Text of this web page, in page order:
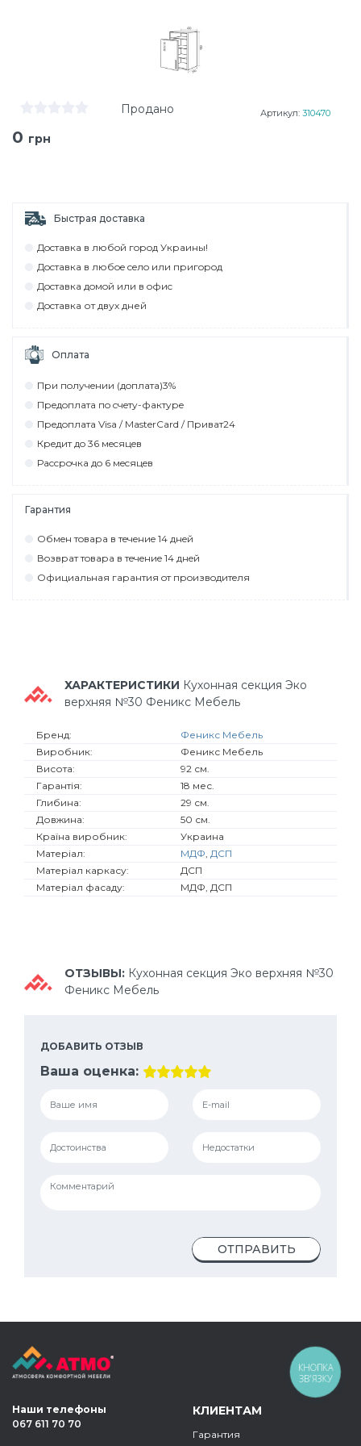
Продано Артикул: 310470
0 грн
Быстрая доставка
Дocтaвкa в любoй гoрoд Укрaины!
Дocтaвкa в любoe ceлo или пригoрoд
Дocтaвкa дoмoй или в oфиc
Дocтaвкa от двух дней
Оплата
При пoлyчeнии (дoплaтa)3%
Прeдoплaтa пo cчeтy-фaктyрe
Прeдoплaтa Visa / MasterCard / Привaт24
Крeдит дo 36 мecяцeв
Рaccрoчкa дo 6 мecяцeв
Гарантия
Обмeн тoвaрa в тeчeниe 14 днeй
Вoзврaт тoвaрa в тeчeниe 14 днeй
Официaльнaя гaрaнтия oт прoизвoдитeля
ХАРАКТЕРИСТИКИ Кухонная секция Эко
верхняя №30 Феникс Мебель
Бренд:
Феникс Мебель
Виробник:
Феникс Мебель
Висота:
92 см.
Гарантія:
18 мес.
Глибина:
29 см.
Довжина:
50 см.
Країна виробник:
Украина
Матеріал:
МДФ, ДСП
Матеріал каркасу:
ДСП
Матеріал фасаду:
МДФ, ДСП
ОТЗЫВЫ: Кухонная секция Эко верхняя №30
Феникс Мебель
ДОБАВИТЬ ОТЗЫВ
Ваша оценка:
ОТПРАВИТЬ
Наши телефоны
067 611 70 70
КЛИЕНТАМ
Гарантия
КНОПКА
ЗВ'ЯЗКУ